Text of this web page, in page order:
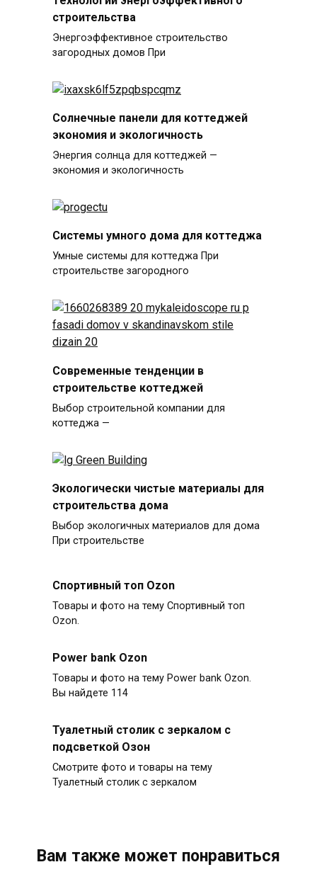
строительства
Энергоэффективное строительство
загородных домов При
Солнечные панели для коттеджей
экономия и экологичность
Энергия солнца для коттеджей —
экономия и экологичность
Системы умного дома для коттеджа
Умные системы для коттеджа При
строительстве загородного
Современные тенденции в
строительстве коттеджей
Выбор строительной компании для
коттеджа —
Экологически чистые материалы для
строительства дома
Выбор экологичных материалов для дома
При строительстве
Спортивный топ Ozon
Товары и фото на тему Спортивный топ
Ozon.
Power bank Ozon
Товары и фото на тему Power bank Ozon.
Вы найдете 114
Туалетный столик с зеркалом с
подсветкой Озон
Смотрите фото и товары на тему
Туалетный столик с зеркалом
Вам также может понравиться